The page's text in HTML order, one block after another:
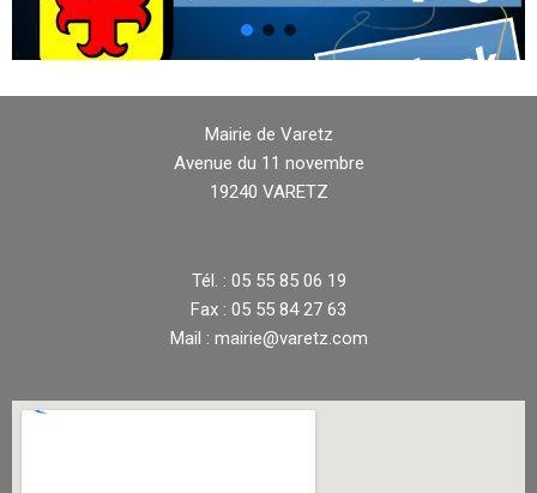
Mairie de Varetz
Avenue du 11 novembre
19240 VARETZ
Tél. : 05 55 85 06 19
Fax : 05 55 84 27 63
Mail : mairie@varetz.com